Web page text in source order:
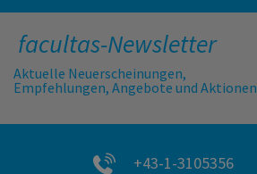
facultas-Newsletter
Aktuelle Neuerscheinungen,
Empfehlungen, Angebote und Aktionen
+43-1-3105356